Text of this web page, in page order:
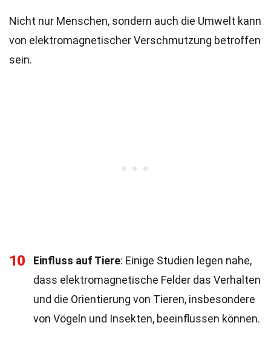
Nicht nur Menschen, sondern auch die Umwelt kann
von elektromagnetischer Verschmutzung betroffen
sein.
10 Einfluss auf Tiere: Einige Studien legen nahe,
dass elektromagnetische Felder das Verhalten
und die Orientierung von Tieren, insbesondere
von Vögeln und Insekten, beeinflussen können.